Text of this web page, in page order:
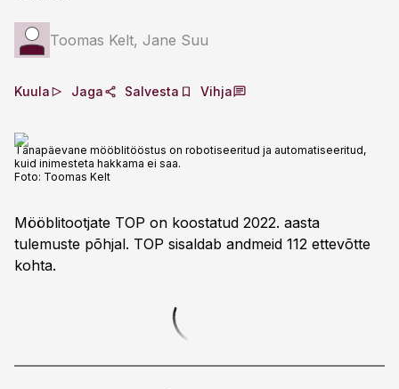
Toomas Kelt, Jane Suu
Kuula Jaga Salvesta Vihja
Tänapäevane mööblitööstus on robotiseeritud ja automatiseeritud,
kuid inimesteta hakkama ei saa.
Foto: Toomas Kelt
Mööblitootjate TOP on koostatud 2022. aasta
tulemuste põhjal. TOP sisaldab andmeid 112 ettevõtte
kohta.